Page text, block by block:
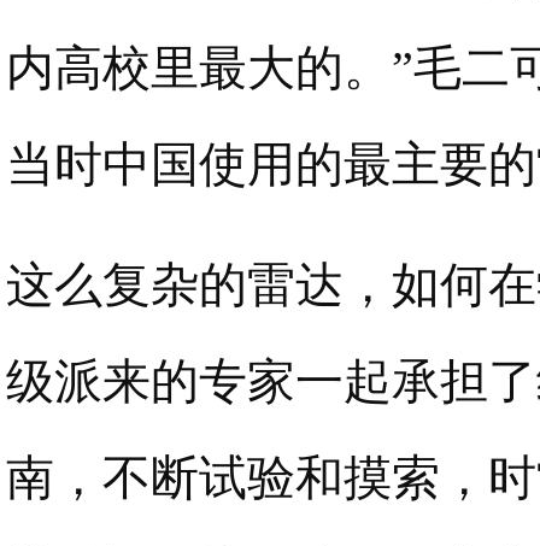
内高校里最大的。”毛二
当时中国使用的最主要
这么复杂的雷达，如何
级派来的专家一起承担
南，不断试验和摸索，